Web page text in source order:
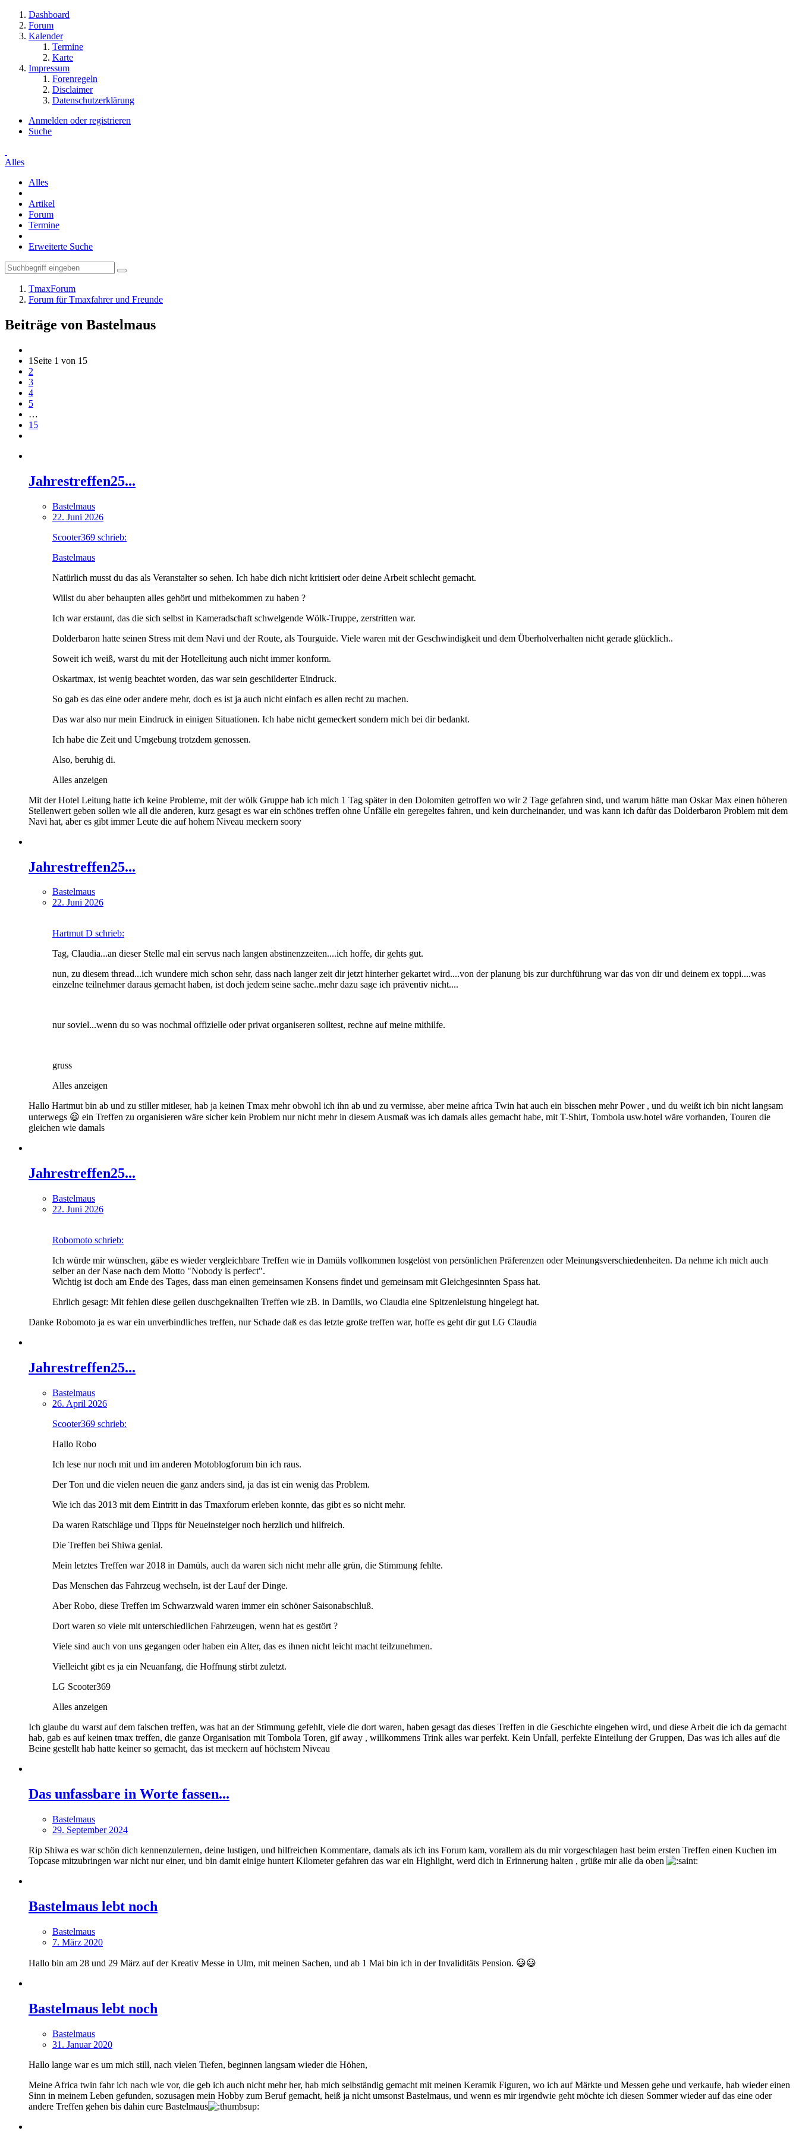
Dashboard
Forum
Kalender
Termine
Karte
Impressum
Forenregeln
Disclaimer
Datenschutzerklärung
Anmelden oder registrieren
Suche
Alles
Alles
Artikel
Forum
Termine
Erweiterte Suche
TmaxForum
Forum für Tmaxfahrer und Freunde
Beiträge von Bastelmaus
1 Seite 1 von 15
2
3
4
5
…
15
Jahrestreffen25...
Bastelmaus
22. Juni 2026
Scooter369 schrieb:
Bastelmaus
Natürlich musst du das als Veranstalter so sehen. Ich habe dich nicht kritisiert oder deine Arbeit schlecht gemacht.
Willst du aber behaupten alles gehört und mitbekommen zu haben ?
Ich war erstaunt, das die sich selbst in Kameradschaft schwelgende Wölk-Truppe, zerstritten war.
Dolderbaron hatte seinen Stress mit dem Navi und der Route, als Tourguide. Viele waren mit der Geschwindigkeit und dem Überholverhalten nicht gerade glücklich..
Soweit ich weiß, warst du mit der Hotelleitung auch nicht immer konform.
Oskartmax, ist wenig beachtet worden, das war sein geschilderter Eindruck.
So gab es das eine oder andere mehr, doch es ist ja auch nicht einfach es allen recht zu machen.
Das war also nur mein Eindruck in einigen Situationen. Ich habe nicht gemeckert sondern mich bei dir bedankt.
Ich habe die Zeit und Umgebung trotzdem genossen.
Also, beruhig di.
Alles anzeigen
Mit der Hotel Leitung hatte ich keine Probleme, mit der wölk Gruppe hab ich mich 1 Tag später in den Dolomiten getroffen wo wir 2 Tage gefahren sind, und warum hätte man Oskar Max einen höheren
Stellenwert geben sollen wie all die anderen, kurz gesagt es war ein schönes treffen ohne Unfälle ein geregeltes fahren, und kein durcheinander, und was kann ich dafür das Dolderbaron Problem mit dem
Navi hat, aber es gibt immer Leute die auf hohem Niveau meckern soory
Jahrestreffen25...
Bastelmaus
22. Juni 2026
Hartmut D schrieb:
Tag, Claudia...an dieser Stelle mal ein servus nach langen abstinenzzeiten....ich hoffe, dir gehts gut.
nun, zu diesem thread...ich wundere mich schon sehr, dass nach langer zeit dir jetzt hinterher gekartet wird....von der planung bis zur durchführung war das von dir und deinem ex toppi....was
einzelne teilnehmer daraus gemacht haben, ist doch jedem seine sache..mehr dazu sage ich präventiv nicht....
nur soviel...wenn du so was nochmal offizielle oder privat organiseren solltest, rechne auf meine mithilfe.
gruss
Alles anzeigen
Hallo Hartmut bin ab und zu stiller mitleser, hab ja keinen Tmax mehr obwohl ich ihn ab und zu vermisse, aber meine africa Twin hat auch ein bisschen mehr Power , und du weißt ich bin nicht langsam
unterwegs 😃 ein Treffen zu organisieren wäre sicher kein Problem nur nicht mehr in diesem Ausmaß was ich damals alles gemacht habe, mit T-Shirt, Tombola usw.hotel wäre vorhanden, Touren die
gleichen wie damals
Jahrestreffen25...
Bastelmaus
22. Juni 2026
Robomoto schrieb:
Ich würde mir wünschen, gäbe es wieder vergleichbare Treffen wie in Damüls vollkommen losgelöst von persönlichen Präferenzen oder Meinungsverschiedenheiten. Da nehme ich mich auch
selber an der Nase nach dem Motto "Nobody is perfect".
Wichtig ist doch am Ende des Tages, dass man einen gemeinsamen Konsens findet und gemeinsam mit Gleichgesinnten Spass hat.
Ehrlich gesagt: Mit fehlen diese geilen duschgeknallten Treffen wie zB. in Damüls, wo Claudia eine Spitzenleistung hingelegt hat.
Danke Robomoto ja es war ein unverbindliches treffen, nur Schade daß es das letzte große treffen war, hoffe es geht dir gut LG Claudia
Jahrestreffen25...
Bastelmaus
26. April 2026
Scooter369 schrieb:
Hallo Robo
Ich lese nur noch mit und im anderen Motoblogforum bin ich raus.
Der Ton und die vielen neuen die ganz anders sind, ja das ist ein wenig das Problem.
Wie ich das 2013 mit dem Eintritt in das Tmaxforum erleben konnte, das gibt es so nicht mehr.
Da waren Ratschläge und Tipps für Neueinsteiger noch herzlich und hilfreich.
Die Treffen bei Shiwa genial.
Mein letztes Treffen war 2018 in Damüls, auch da waren sich nicht mehr alle grün, die Stimmung fehlte.
Das Menschen das Fahrzeug wechseln, ist der Lauf der Dinge.
Aber Robo, diese Treffen im Schwarzwald waren immer ein schöner Saisonabschluß.
Dort waren so viele mit unterschiedlichen Fahrzeugen, wenn hat es gestört ?
Viele sind auch von uns gegangen oder haben ein Alter, das es ihnen nicht leicht macht teilzunehmen.
Vielleicht gibt es ja ein Neuanfang, die Hoffnung stirbt zuletzt.
LG Scooter369
Alles anzeigen
Ich glaube du warst auf dem falschen treffen, was hat an der Stimmung gefehlt, viele die dort waren, haben gesagt das dieses Treffen in die Geschichte eingehen wird, und diese Arbeit die ich da gemacht
hab, gab es auf keinen tmax treffen, die ganze Organisation mit Tombola Toren, gif away , willkommens Trink alles war perfekt. Kein Unfall, perfekte Einteilung der Gruppen, Das was ich alles auf die
Beine gestellt hab hatte keiner so gemacht, das ist meckern auf höchstem Niveau
Das unfassbare in Worte fassen...
Bastelmaus
29. September 2024
Rip Shiwa es war schön dich kennenzulernen, deine lustigen, und hilfreichen Kommentare, damals als ich ins Forum kam, vorallem als du mir vorgeschlagen hast beim ersten Treffen einen Kuchen im
Topcase mitzubringen war nicht nur einer, und bin damit einige huntert Kilometer gefahren das war ein Highlight, werd dich in Erinnerung halten , grüße mir alle da oben
Bastelmaus lebt noch
Bastelmaus
7. März 2020
Hallo bin am 28 und 29 März auf der Kreativ Messe in Ulm, mit meinen Sachen, und ab 1 Mai bin ich in der Invaliditäts Pension. 😃😃
Bastelmaus lebt noch
Bastelmaus
31. Januar 2020
Hallo lange war es um mich still, nach vielen Tiefen, beginnen langsam wieder die Höhen,
Meine Africa twin fahr ich nach wie vor, die geb ich auch nicht mehr her, hab mich selbständig gemacht mit meinen Keramik Figuren, wo ich auf Märkte und Messen gehe und verkaufe, hab wieder einen
Sinn in meinem Leben gefunden, sozusagen mein Hobby zum Beruf gemacht, heiß ja nicht umsonst Bastelmaus, und wenn es mir irgendwie geht möchte ich diesen Sommer wieder auf das eine oder
andere Treffen gehen bis dahin eure Bastelmaus